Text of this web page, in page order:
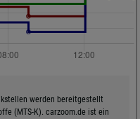
werden bereitgestellt
(MTS-K). carzoom.de ist ein